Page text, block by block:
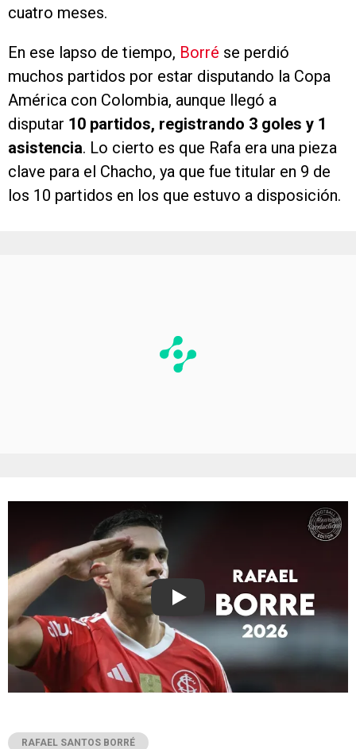
cuatro meses.
En ese lapso de tiempo, Borré se perdió
muchos partidos por estar disputando la Copa
América con Colombia, aunque llegó a
disputar 10 partidos, registrando 3 goles y 1
asistencia. Lo cierto es que Rafa era una pieza
clave para el Chacho, ya que fue titular en 9 de
los 10 partidos en los que estuvo a disposición.
RAFAEL SANTOS BORRÉ